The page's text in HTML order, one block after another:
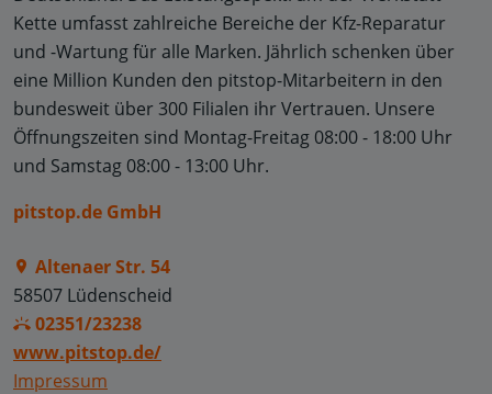
Kette umfasst zahlreiche Bereiche der Kfz-Reparatur
und -Wartung für alle Marken. Jährlich schenken über
eine Million Kunden den pitstop-Mitarbeitern in den
bundesweit über 300 Filialen ihr Vertrauen. Unsere
Öffnungszeiten sind Montag-Freitag 08:00 - 18:00 Uhr
und Samstag 08:00 - 13:00 Uhr.
pitstop.de GmbH
Altenaer Str. 54
58507 Lüdenscheid
02351/23238
www.pitstop.de/
Impressum